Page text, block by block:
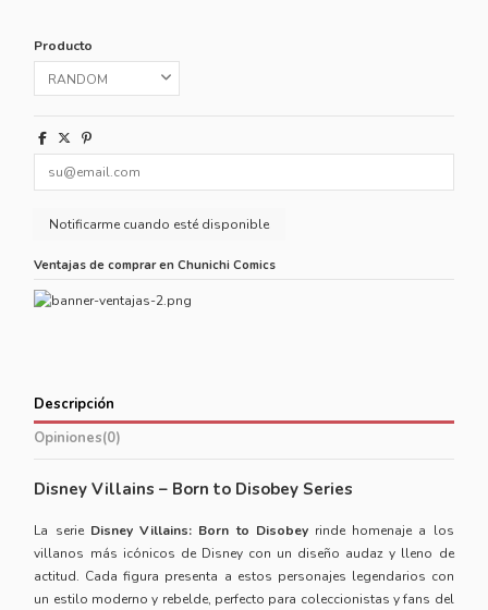
Producto
Ventajas de comprar en Chunichi Comics
Descripción
Opiniones(0)
Disney Villains – Born to Disobey Series
La serie Disney Villains: Born to Disobeyrinde homenaje a los
villanos más icónicos de Disney con un diseño audaz y lleno de
actitud. Cada figura presenta a estos personajes legendarios con
un estilo moderno y rebelde, perfecto para coleccionistas y fans del